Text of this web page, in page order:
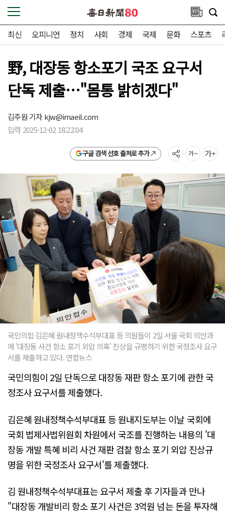
최신 오피니언 정치 사회 경제 국제 문화 스포츠
野, 대장동 항소포기 국조 요구서
단독 제출…"몸통 밝히겠다"
김주원 기자kjw@imaeil.com
입력 2025-12-02 18:22:04
구글 검색 선호 출처로 추가
국민의힘 김은혜 원내정책수석부대표 등 의원들이 2일 서울 국회 의안과
에 '대장동 사건 항소 포기 외압 의혹' 진상을 규명하기 위한 국정조사 요구
서를 제출하고 있다. 연합뉴스
국민의힘이 2일 단독으로 대장동 재판 항소 포기에 관한 국
정조사 요구서를 제출했다.
김은혜 원내정책수석부대표 등 원내지도부는 이날 국회에
국회 법제사법위원회 차원에서 국조를 진행하는 내용의 '대
장동 개발 특혜 비리 사건 재판 검찰 항소 포기 외압 진상규
명을 위한 국정조사 요구서'를 제출했다.
김 원내정책수석부대표는 요구서 제출 후 기자들과 만나
"대장동 개발비리 항소 포기 사건은 3억원 넘는 돈을 투자해